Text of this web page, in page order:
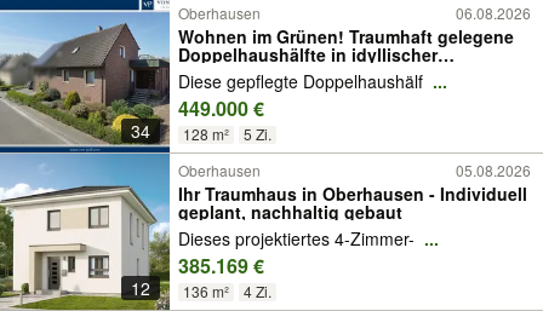
34
Oberhausen 06.08.2026
Wohnen im Grünen! Traumhaft gelegene
Doppelhaushälfte in idyllischer
Naturkulisse
Diese gepflegte Doppelhaushälf ...
449.000 €
128 m² 5 Zi.
12
Oberhausen 05.08.2026
Ihr Traumhaus in Oberhausen - Individuell
geplant, nachhaltig gebaut
Dieses projektiertes 4-Zimmer- ...
385.169 €
136 m² 4 Zi.